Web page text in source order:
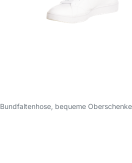
Bundfaltenhose, bequeme